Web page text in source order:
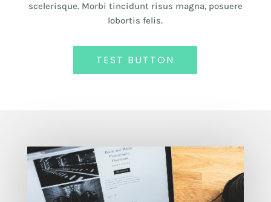
scelerisque. Morbi tincidunt risus magna, posuere
lobortis felis.
TEST BUTTON